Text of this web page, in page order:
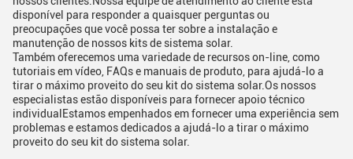
disponível para responder a quaisquer perguntas ou
preocupações que você possa ter sobre a instalação e
manutenção de nossos kits de sistema solar.
Também oferecemos uma variedade de recursos on-line, como
tutoriais em vídeo, FAQs e manuais de produto, para ajudá-lo a
tirar o máximo proveito do seu kit do sistema solar.Os nossos
especialistas estão disponíveis para fornecer apoio técnico
individualEstamos empenhados em fornecer uma experiência sem
problemas e estamos dedicados a ajudá-lo a tirar o máximo
proveito do seu kit do sistema solar.